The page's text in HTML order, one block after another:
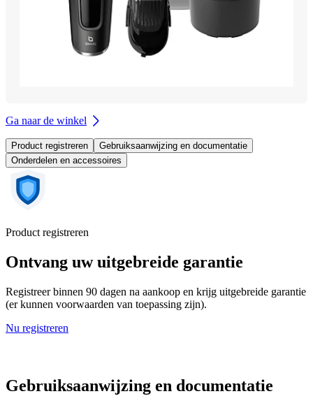
Ga naar de winkel
Product registreren
Gebruiksaanwijzing en documentatie
Onderdelen en accessoires
Product registreren
Ontvang uw uitgebreide garantie
Registreer binnen 90 dagen na aankoop en krijg uitgebreide garantie
(er kunnen voorwaarden van toepassing zijn).
Nu registreren
Gebruiksaanwijzing en documentatie